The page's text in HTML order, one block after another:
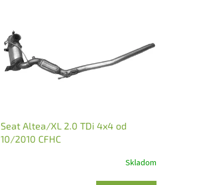
Seat Altea/XL 2.0 TDi 4x4 od
10/2010 CFHC
Skladom